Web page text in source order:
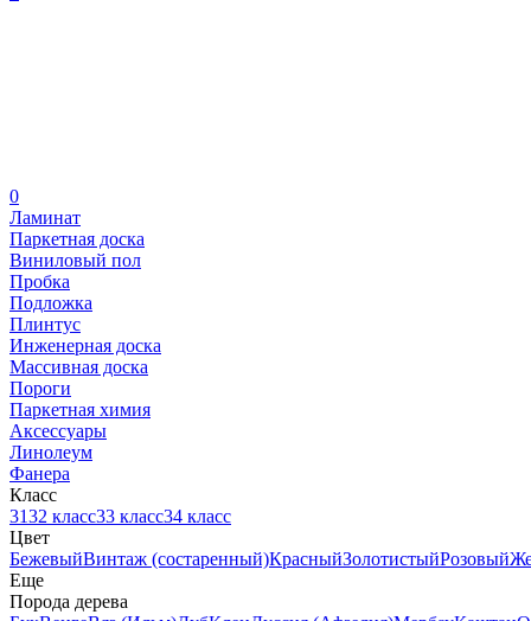
0
Ламинат
Паркетная доска
Виниловый пол
Пробка
Подложка
Плинтус
Инженерная доска
Массивная доска
Пороги
Паркетная химия
Аксессуары
Линолеум
Фанера
Класс
3132 класс33 класс34 класс
Цвет
БежевыйВинтаж (состаренный)КрасныйЗолотистыйРозовый
Еще
Порода дерева